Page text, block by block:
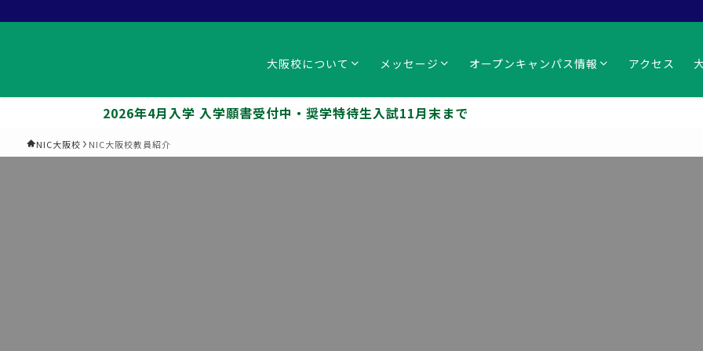
大阪校について メッセージ オープンキャンパス情報 アクセス
2026年4月入学 入学願書受付中・奨学特待生入試11月末まで
NIC大阪校 NIC大阪校教員紹介